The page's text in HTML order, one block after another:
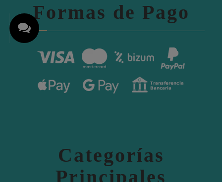
Formas de Pago
Categorías
Principales